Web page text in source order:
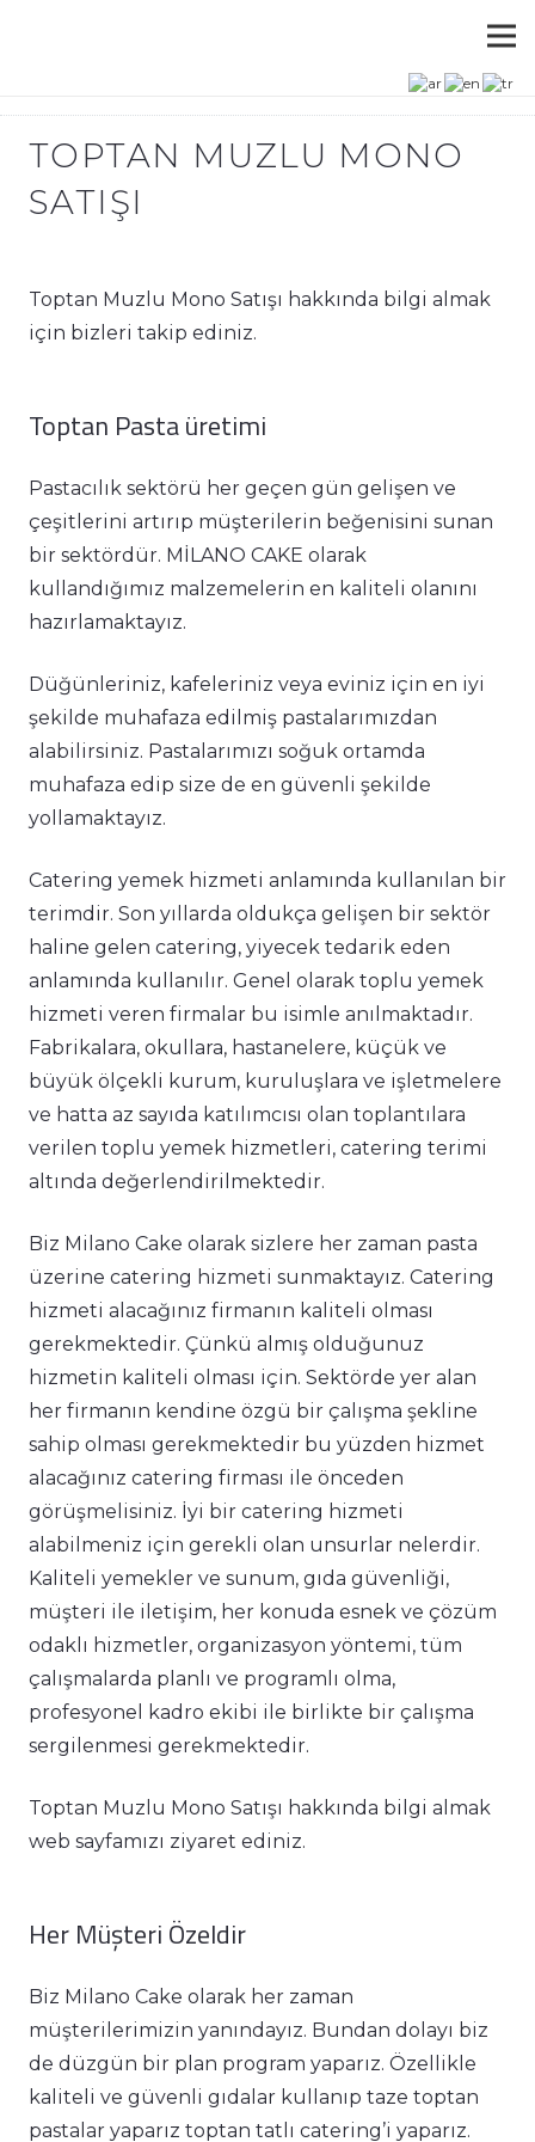
TOPTAN MUZLU MONO
SATIŞI
Toptan Muzlu Mono Satışı hakkında bilgi almak
için bizleri takip ediniz.
Toptan Pasta üretimi
Pastacılık sektörü her geçen gün gelişen ve
çeşitlerini artırıp müşterilerin beğenisini sunan
bir sektördür. MİLANO CAKE olarak
kullandığımız malzemelerin en kaliteli olanını
hazırlamaktayız.
Düğünleriniz, kafeleriniz veya eviniz için en iyi
şekilde muhafaza edilmiş pastalarımızdan
alabilirsiniz. Pastalarımızı soğuk ortamda
muhafaza edip size de en güvenli şekilde
yollamaktayız.
Catering yemek hizmeti anlamında kullanılan bir
terimdir. Son yıllarda oldukça gelişen bir sektör
haline gelen catering, yiyecek tedarik eden
anlamında kullanılır. Genel olarak toplu yemek
hizmeti veren firmalar bu isimle anılmaktadır.
Fabrikalara, okullara, hastanelere, küçük ve
büyük ölçekli kurum, kuruluşlara ve işletmelere
ve hatta az sayıda katılımcısı olan toplantılara
verilen toplu yemek hizmetleri, catering terimi
altında değerlendirilmektedir.
Biz Milano Cake olarak sizlere her zaman pasta
üzerine catering hizmeti sunmaktayız. Catering
hizmeti alacağınız firmanın kaliteli olması
gerekmektedir. Çünkü almış olduğunuz
hizmetin kaliteli olması için. Sektörde yer alan
her firmanın kendine özgü bir çalışma şekline
sahip olması gerekmektedir bu yüzden hizmet
alacağınız catering firması ile önceden
görüşmelisiniz. İyi bir catering hizmeti
alabilmeniz için gerekli olan unsurlar nelerdir.
Kaliteli yemekler ve sunum, gıda güvenliği,
müşteri ile iletişim, her konuda esnek ve çözüm
odaklı hizmetler, organizasyon yöntemi, tüm
çalışmalarda planlı ve programlı olma,
profesyonel kadro ekibi ile birlikte bir çalışma
sergilenmesi gerekmektedir.
Toptan Muzlu Mono Satışı hakkında bilgi almak
web sayfamızı ziyaret ediniz.
Her Müşteri Özeldir
Biz Milano Cake olarak her zaman
müşterilerimizin yanındayız. Bundan dolayı biz
de düzgün bir plan program yaparız. Özellikle
kaliteli ve güvenli gıdalar kullanıp taze toptan
pastalar yaparız toptan tatlı catering’i yaparız.